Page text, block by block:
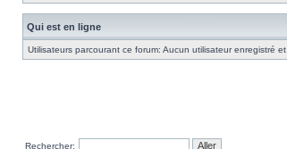
Qui est en ligne
Utilisateurs parcourant ce forum: Aucun utilisateur enregistré
Rechercher: